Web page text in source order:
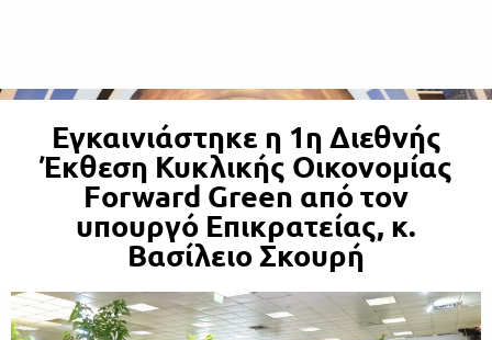
Εγκαινιάστηκε η 1η Διεθνής
Έκθεση Κυκλικής Οικονομίας
Forward Green από τον
υπουργό Επικρατείας, κ.
Βασίλειο Σκουρή